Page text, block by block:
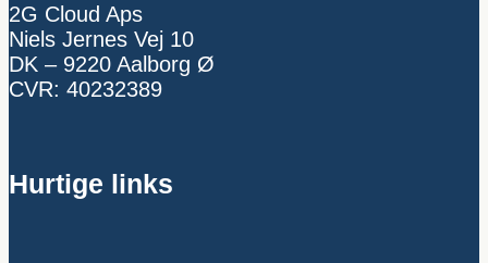
2G Cloud Aps
Niels Jernes Vej 10
DK – 9220 Aalborg Ø
CVR: 40232389
Hurtige links